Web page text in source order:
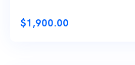
$1,900.00